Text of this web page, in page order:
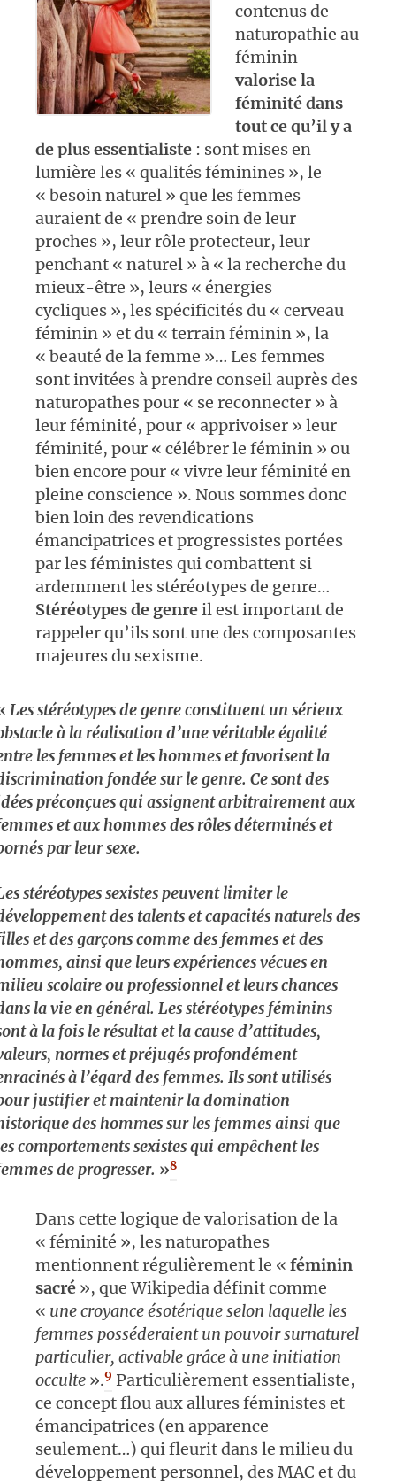
contenus de
naturopathie au
féminin
valorise la
féminité dans
tout ce qu’il y a
de plus essentialiste : sont mises en
lumière les « qualités féminines », le
« besoin naturel » que les femmes
auraient de « prendre soin de leur
proches », leur rôle protecteur, leur
penchant « naturel » à « la recherche du
mieux-être », leurs « énergies
cycliques », les spécificités du « cerveau
féminin » et du « terrain féminin », la
« beauté de la femme »… Les femmes
sont invitées à prendre conseil auprès des
naturopathes pour « se reconnecter » à
leur féminité, pour « apprivoiser » leur
féminité, pour « célébrer le féminin » ou
bien encore pour « vivre leur féminité en
pleine conscience ». Nous sommes donc
bien loin des revendications
émancipatrices et progressistes portées
par les féministes qui combattent si
ardemment les stéréotypes de genre…
Stéréotypes de genreil est important de
rappeler qu’ils sont une des composantes
majeures du sexisme.
Les stéréotypes de genre constituent un sérieux
à la réalisation d’une véritable égalité
les femmes et les hommes et favorisent la
fondée sur le genre. Ce sont des
préconçues qui assignent arbitrairement aux
et aux hommes des rôles déterminés et
par leur sexe.
stéréotypes sexistes peuvent limiter le
des talents et capacités naturels des
et des garçons comme des femmes et des
ainsi que leurs expériences vécues en
scolaire ou professionnel et leurs chances
la vie en général. Les stéréotypes féminins
à la fois le résultat et la cause d’attitudes,
normes et préjugés profondément
à l’égard des femmes. Ils sont utilisés
justifier et maintenir la domination
des hommes sur les femmes ainsi que
comportements sexistes qui empêchent les
de progresser. »8
Dans cette logique de valorisation de la
« féminité », les naturopathes
mentionnent régulièrement le « féminin
sacré », que Wikipedia définit comme
« une croyance ésotérique selon laquelle les
femmes posséderaient un pouvoir surnaturel
particulier, activable grâce à une initiation
occulte ».9 Particulièrement essentialiste,
ce concept flou aux allures féministes et
émancipatrices (en apparence
seulement…) qui fleurit dans le milieu du
développement personnel, des MAC et du